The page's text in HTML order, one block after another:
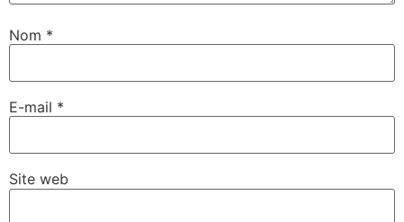
Nom *
E-mail *
Site web